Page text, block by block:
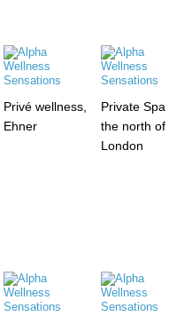
Privé wellness,
Ehner
Private Spa
the north of
London